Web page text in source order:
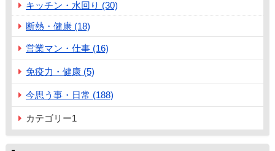
キッチン・水回り (30)
断熱・健康 (18)
営業マン・仕事 (16)
免疫力・健康 (5)
今思う事・日常 (188)
カテゴリー1